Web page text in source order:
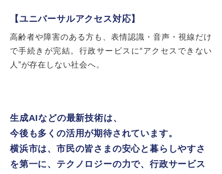
【ユニバーサルアクセス対応】
高齢者や障害のある方も、表情認識・音声・視線だけ
で手続きが完結。行政サービスに“アクセスできない
人”が存在しない社会へ。
生成AIなどの最新技術は、
今後も多くの活用が期待されています。
横浜市は、市民の皆さまの安心と暮らしやすさ
を第一に、 テクノロジーの力で、行政サービス